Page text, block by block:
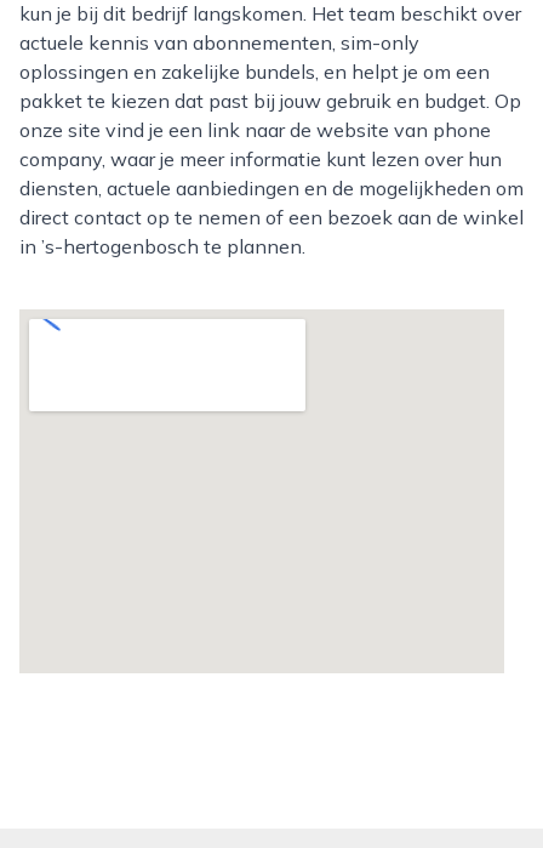
kun je bij dit bedrijf langskomen. Het team beschikt over
actuele kennis van abonnementen, sim-only
oplossingen en zakelijke bundels, en helpt je om een
pakket te kiezen dat past bij jouw gebruik en budget. Op
onze site vind je een link naar de website van phone
company, waar je meer informatie kunt lezen over hun
diensten, actuele aanbiedingen en de mogelijkheden om
direct contact op te nemen of een bezoek aan de winkel
in ’s-hertogenbosch te plannen.